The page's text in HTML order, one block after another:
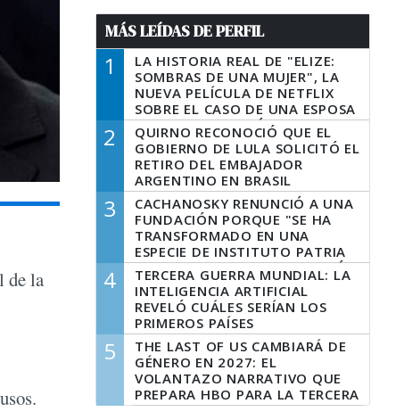
de la
MÁS LEÍDAS DE PERFIL
1
LA HISTORIA REAL DE "ELIZE:
SOMBRAS DE UNA MUJER", LA
NUEVA PELÍCULA DE NETFLIX
SOBRE EL CASO DE UNA ESPOSA
QUE DESCUARTIZÓ A SU
MARIDO
2
QUIRNO RECONOCIÓ QUE EL
GOBIERNO DE LULA SOLICITÓ EL
RETIRO DEL EMBAJADOR
ARGENTINO EN BRASIL
3
CACHANOSKY RENUNCIÓ A UNA
FUNDACIÓN PORQUE "SE HA
TRANSFORMADO EN UNA
ESPECIE DE INSTITUTO PATRIA
INCONDICIONAL DE LA GESTIÓN
DE MILEI"
4
TERCERA GUERRA MUNDIAL: LA
INTELIGENCIA ARTIFICIAL
REVELÓ CUÁLES SERÍAN LOS
PRIMEROS PAÍSES
LATINOAMERICANOS EN SER
DERROTADOS
5
THE LAST OF US CAMBIARÁ DE
GÉNERO EN 2027: EL
VOLANTAZO NARRATIVO QUE
PREPARA HBO PARA LA TERCERA
TEMPORADA